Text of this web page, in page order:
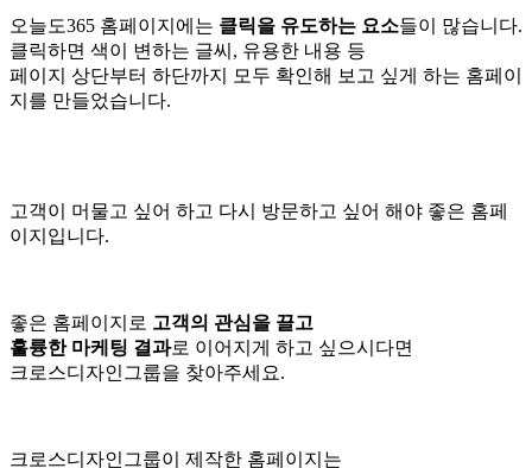
오늘도365 홈페이지에는 클릭을 유도하는 요소들이 많습니다.
클릭하면 색이 변하는 글씨, 유용한 내용 등
페이지 상단부터 하단까지 모두 확인해 보고 싶게 하는 홈페이
지를 만들었습니다.
고객이 머물고 싶어 하고 다시 방문하고 싶어 해야 좋은 홈페
이지입니다.
좋은 홈페이지로 고객의 관심을 끌고
훌륭한 마케팅 결과로 이어지게 하고 싶으시다면
크로스디자인그룹을 찾아주세요.
크로스디자인그룹이 제작한 홈페이지는